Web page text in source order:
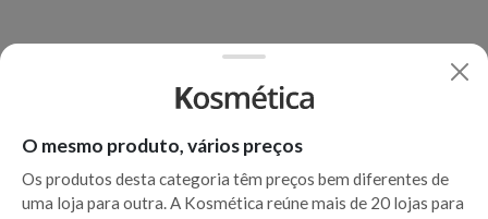
O mesmo produto, vários preços
Os produtos desta categoria têm preços bem diferentes de
uma loja para outra. A Kosmética reúne mais de 20 lojas para